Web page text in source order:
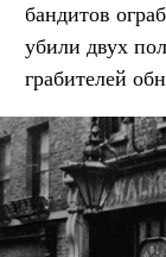
бандитов
убили двух
грабителей